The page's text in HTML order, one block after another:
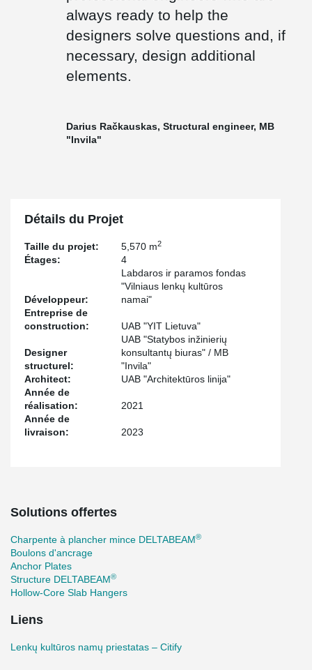
always ready to help the
designers solve questions and, if
necessary, design additional
elements.
Darius Račkauskas, Structural engineer, MB
"Invila"
Détails du Projet
Taille du projet: 5,570 m2
Étages: 4
Développeur:
Labdaros ir paramos fondas
"Vilniaus lenkų kultūros
namai"
Entreprise de
construction:
UAB "YIT Lietuva"
Designer
structurel:
UAB "Statybos inžinierių
konsultantų biuras" / MB
"Invila"
Architect:
UAB "Architektūros linija"
Année de
réalisation:
2021
Année de
livraison:
2023
Solutions offertes
Charpente à plancher mince DELTABEAM®
Boulons d'ancrage
Anchor Plates
Structure DELTABEAM®
Hollow-Core Slab Hangers
Liens
Lenkų kultūros namų priestatas – Citify